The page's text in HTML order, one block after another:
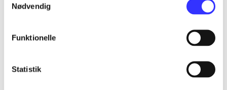
Nødvendig
Funktionelle
Statistik
Artikler